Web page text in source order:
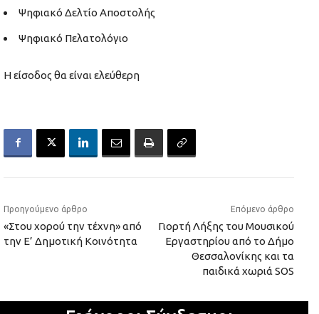
Ψηφιακό Δελτίο Αποστολής
Ψηφιακό Πελατολόγιο
Η είσοδος θα είναι ελεύθερη
Προηγούμενο άρθρο
«Στου χορού την τέχνη» από
την Ε’ Δημοτική Κοινότητα
Επόμενο άρθρο
Γιορτή Λήξης του Μουσικού
Εργαστηρίου από το Δήμο
Θεσσαλονίκης και τα
παιδικά χωριά SOS